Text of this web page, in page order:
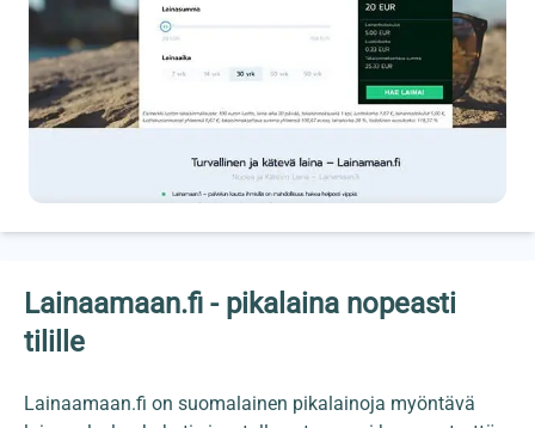
Lainaamaan.fi - pikalaina nopeasti
tilille
Lainaamaan.fi on suomalainen pikalainoja myöntävä